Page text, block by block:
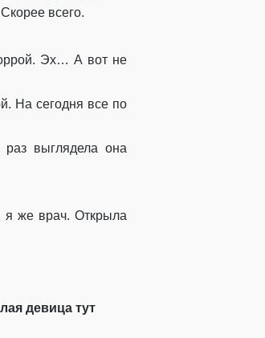
всего.
Эх… А вот не
На сегодня все по
выглядела она
я же врач. Открыла
девица тут